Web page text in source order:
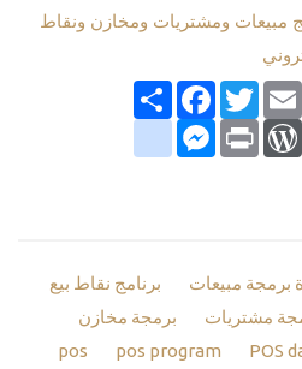
مبيعات ومشتريات ومخازن ونقاط
انشر
FacebookTwitterEmail
google_bookmarksMessenger Print
WordPress
برمجة مبيعات
برنامج نقاط بيع
مشتريات
برمجة مخازن
pos
pos program POS